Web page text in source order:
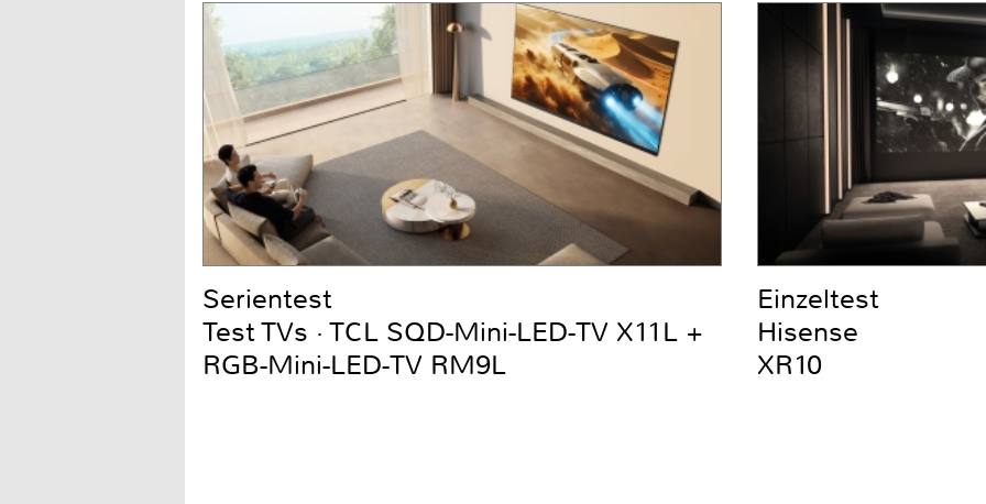
Serientest
Test TVs · TCL SQD-Mini-LED-TV X11L +
RGB-Mini-LED-TV RM9L
Einzeltest
Hisense
XR10